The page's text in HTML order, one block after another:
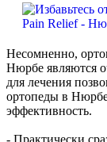
Несомненно,
Нюрбе являются
для лечения
ортопеды в
эффективность.
- Практически